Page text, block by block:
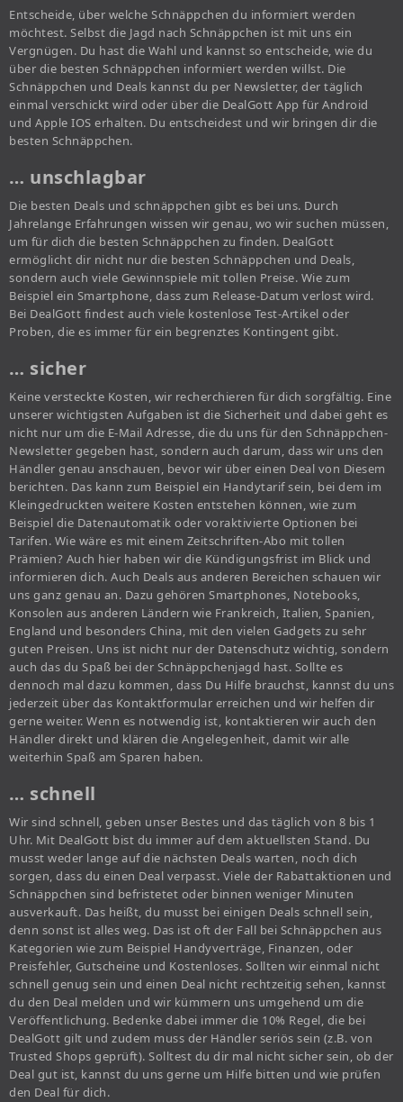
Entscheide, über welche Schnäppchen du informiert werden
möchtest. Selbst die Jagd nach Schnäppchen ist mit uns ein
Vergnügen. Du hast die Wahl und kannst so entscheide, wie du
über die besten Schnäppchen informiert werden willst. Die
Schnäppchen und Deals kannst du per Newsletter, der täglich
einmal verschickt wird oder über die DealGott App für Android
und Apple IOS erhalten. Du entscheidest und wir bringen dir die
besten Schnäppchen.
… unschlagbar
Die besten Deals und schnäppchen gibt es bei uns. Durch
Jahrelange Erfahrungen wissen wir genau, wo wir suchen müssen,
um für dich die besten Schnäppchen zu finden. DealGott
ermöglicht dir nicht nur die besten Schnäppchen und Deals,
sondern auch viele Gewinnspiele mit tollen Preise. Wie zum
Beispiel ein Smartphone, dass zum Release-Datum verlost wird.
Bei DealGott findest auch viele kostenlose Test-Artikel oder
Proben, die es immer für ein begrenztes Kontingent gibt.
… sicher
Keine versteckte Kosten, wir recherchieren für dich sorgfältig. Eine
unserer wichtigsten Aufgaben ist die Sicherheit und dabei geht es
nicht nur um die E-Mail Adresse, die du uns für den Schnäppchen-
Newsletter gegeben hast, sondern auch darum, dass wir uns den
Händler genau anschauen, bevor wir über einen Deal von Diesem
berichten. Das kann zum Beispiel ein Handytarif sein, bei dem im
Kleingedruckten weitere Kosten entstehen können, wie zum
Beispiel die Datenautomatik oder voraktivierte Optionen bei
Tarifen. Wie wäre es mit einem Zeitschriften-Abo mit tollen
Prämien? Auch hier haben wir die Kündigungsfrist im Blick und
informieren dich. Auch Deals aus anderen Bereichen schauen wir
uns ganz genau an. Dazu gehören Smartphones, Notebooks,
Konsolen aus anderen Ländern wie Frankreich, Italien, Spanien,
England und besonders China, mit den vielen Gadgets zu sehr
guten Preisen. Uns ist nicht nur der Datenschutz wichtig, sondern
auch das du Spaß bei der Schnäppchenjagd hast. Sollte es
dennoch mal dazu kommen, dass Du Hilfe brauchst, kannst du uns
jederzeit über das Kontaktformular erreichen und wir helfen dir
gerne weiter. Wenn es notwendig ist, kontaktieren wir auch den
Händler direkt und klären die Angelegenheit, damit wir alle
weiterhin Spaß am Sparen haben.
… schnell
Wir sind schnell, geben unser Bestes und das täglich von 8 bis 1
Uhr. Mit DealGott bist du immer auf dem aktuellsten Stand. Du
musst weder lange auf die nächsten Deals warten, noch dich
sorgen, dass du einen Deal verpasst. Viele der Rabattaktionen und
Schnäppchen sind befristetet oder binnen weniger Minuten
ausverkauft. Das heißt, du musst bei einigen Deals schnell sein,
denn sonst ist alles weg. Das ist oft der Fall bei Schnäppchen aus
Kategorien wie zum Beispiel Handyverträge, Finanzen, oder
Preisfehler, Gutscheine und Kostenloses. Sollten wir einmal nicht
schnell genug sein und einen Deal nicht rechtzeitig sehen, kannst
du den Deal melden und wir kümmern uns umgehend um die
Veröffentlichung. Bedenke dabei immer die 10% Regel, die bei
DealGott gilt und zudem muss der Händler seriös sein (z.B. von
Trusted Shops geprüft). Solltest du dir mal nicht sicher sein, ob der
Deal gut ist, kannst du uns gerne um Hilfe bitten und wie prüfen
den Deal für dich.